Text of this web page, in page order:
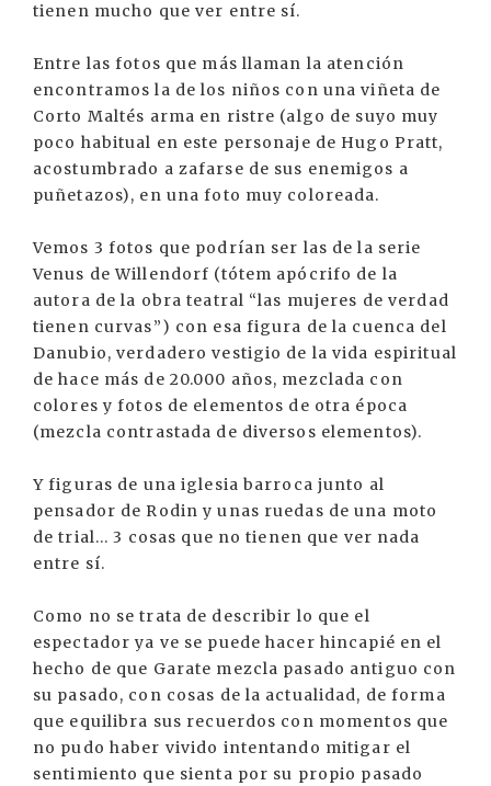
tienen mucho que ver entre sí.
Entre las fotos que más llaman la atención
encontramos la de los niños con una viñeta de
Corto Maltés arma en ristre (algo de suyo muy
poco habitual en este personaje de Hugo Pratt,
acostumbrado a zafarse de sus enemigos a
puñetazos), en una foto muy coloreada.
Vemos 3 fotos que podrían ser las de la serie
Venus de Willendorf (tótem apócrifo de la
autora de la obra teatral “las mujeres de verdad
tienen curvas”) con esa figura de la cuenca del
Danubio, verdadero vestigio de la vida espiritual
de hace más de 20.000 años, mezclada con
colores y fotos de elementos de otra época
(mezcla contrastada de diversos elementos).
Y figuras de una iglesia barroca junto al
pensador de Rodin y unas ruedas de una moto
de trial... 3 cosas que no tienen que ver nada
entre sí.
Como no se trata de describir lo que el
espectador ya ve se puede hacer hincapié en el
hecho de que Garate mezcla pasado antiguo con
su pasado, con cosas de la actualidad, de forma
que equilibra sus recuerdos con momentos que
no pudo haber vivido intentando mitigar el
sentimiento que sienta por su propio pasado